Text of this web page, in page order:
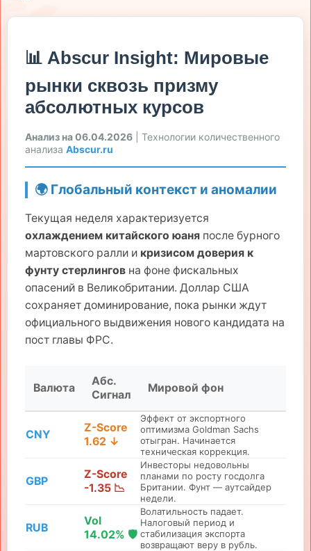
📊 Abscur Insight: Мировые
рынки сквозь призму
абсолютных курсов
Анализ на 06.04.2026 | Технологии количественного
анализа Abscur.ru
🌍 Глобальный контекст и аномалии
Текущая неделя характеризуется
охлаждением китайского юаня после бурного
мартовского ралли и кризисом доверия к
фунту стерлингов на фоне фискальных
опасений в Великобритании. Доллар США
сохраняет доминирование, пока рынки ждут
официального выдвижения нового кандидата на
пост главы ФРС.
Валюта
Абс.
Сигнал
Мировой фон
CNY
Z-Score
1.62 ↓
Эффект от экспортного
оптимизма Goldman Sachs
отыгран. Начинается
техническая коррекция.
GBP
Z-Score
-1.35 📉
Инвесторы недовольны
планами по росту госдолга
Британии. Фунт — аутсайдер
недели.
RUB
Vol
14.02% 🛡️
Волатильность падает.
Налоговый период и
стабилизация экспорта
возвращают веру в рубль.